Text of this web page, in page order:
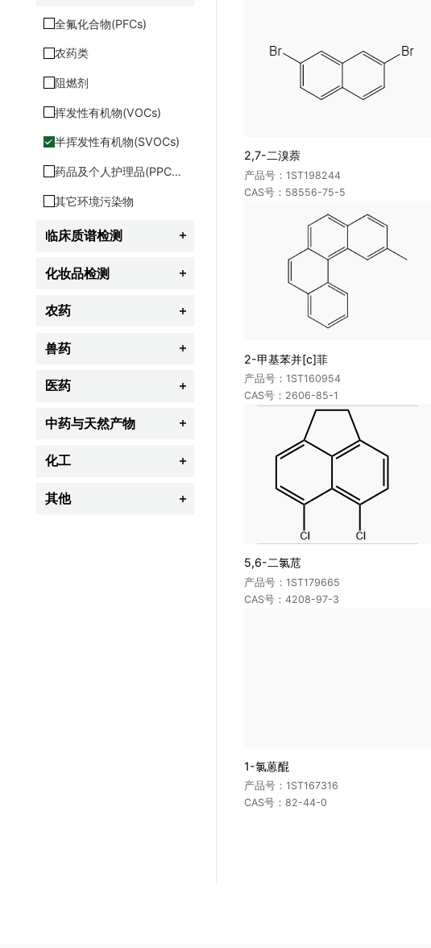
兽残
食品添加剂
食品营养及功能成分
食品非法添加剂
保健品及功能性食品
其它食品相关标准品
生物毒素
全氟化合物(PFCs)
农药类
阻燃剂
挥发性有机物(VOCs)
半挥发性有机物(SVOCs)
药品及个人护理品(PPCPS)
其它环境污染物
临床质谱检测 
脂质组学
胆汁酸类
类固醇类激素
新生儿筛查类
治疗药物(TDM)监测
化妆品检测 
禁用组分
防晒剂
着色剂
染发剂
农药 
杀虫剂
杀螨剂
杀鼠剂
植物生长调节剂
兽药 
β-受体激动剂(瘦肉精类)
抗菌药
其它类兽药
医药 
心血管系统药物
合成抗菌药
中药与天然产物 
生物碱类
化工 
工业用香精及香料
其他 
2,7-二溴萘
产品号：1ST198244
CAS号：58556-75-5
2-甲基苯并[c]菲
产品号：1ST160954
CAS号：2606-85-1
5,6-二氯苊
产品号：1ST179665
CAS号：4208-97-3
1-氯蒽醌
产品号：1ST167316
CAS号：82-44-0